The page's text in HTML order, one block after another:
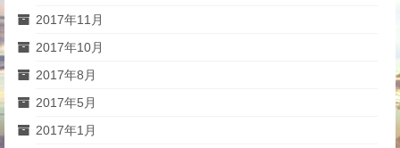
2017年11月
2017年10月
2017年8月
2017年5月
2017年1月